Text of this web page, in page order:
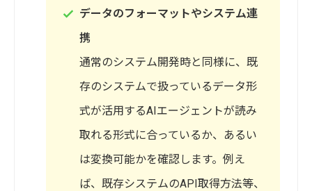
データのフォーマットやシステム連
携
通常のシステム開発時と同様に、既
存のシステムで扱っているデータ形
式が活用するAIエージェントが読み
取れる形式に合っているか、あるい
は変換可能かを確認します。例え
ば、既存システムのAPI取得方法等、